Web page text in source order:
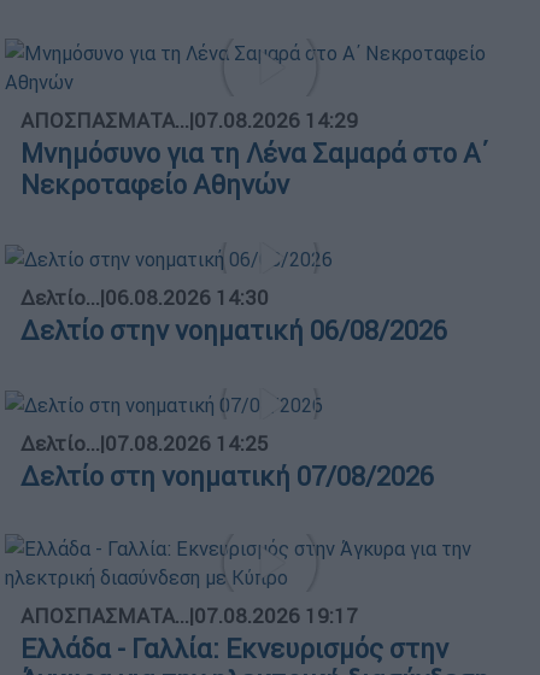
ΑΠΟΣΠΑΣΜΑΤΑ...|07.08.2026 14:29
Μνημόσυνο για τη Λένα Σαμαρά στο Α΄
Νεκροταφείο Αθηνών
Δελτίο...|06.08.2026 14:30
Δελτίο στην νοηματική 06/08/2026
Δελτίο...|07.08.2026 14:25
Δελτίο στη νοηματική 07/08/2026
ΑΠΟΣΠΑΣΜΑΤΑ...|07.08.2026 19:17
Ελλάδα - Γαλλία: Εκνευρισμός στην